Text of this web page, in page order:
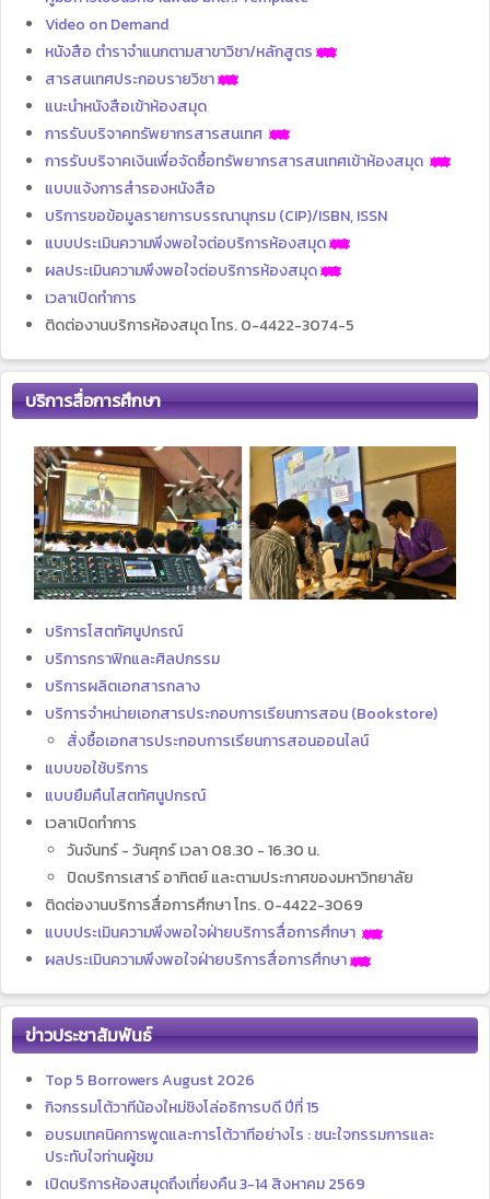
Video on Demand
หนังสือ ตำราจำแนกตามสาขาวิชา/หลักสูตร
สารสนเทศประกอบรายวิชา
แนะนำหนังสือเข้าห้องสมุด
การรับบริจาคทรัพยากรสารสนเทศ
การรับบริจาคเงินเพื่อจัดซื้อทรัพยากรสารสนเทศเข้าห้องสมุด
แบบแจ้งการสำรองหนังสือ
บริการขอข้อมูลรายการบรรณานุกรม (CIP)/ISBN, ISSN
แบบประเมินความพึงพอใจต่อบริการห้องสมุด
ผลประเมินความพึงพอใจต่อบริการห้องสมุด
เวลาเปิดทำการ
ติดต่องานบริการห้องสมุด โทร. 0-4422-3074-5
บริการสื่อการศึกษา
บริการโสตทัศนูปกรณ์
บริการกราฟิกและศิลปกรรม
บริการผลิตเอกสารกลาง
บริการจำหน่ายเอกสารประกอบการเรียนการสอน (Bookstore)
สั่งซื้อเอกสารประกอบการเรียนการสอนออนไลน์
แบบขอใช้บริการ
แบบยืมคืนโสตทัศนูปกรณ์
เวลาเปิดทำการ
วันจันทร์ - วันศุกร์ เวลา 08.30 - 16.30 น.
ปิดบริการเสาร์ อาทิตย์ และตามประกาศของมหาวิทยาลัย
ติดต่องานบริการสื่อการศึกษา โทร. 0-4422-3069
แบบประเมินความพึงพอใจฝ่ายบริการสื่อการศึกษา
ผลประเมินความพึงพอใจฝ่ายบริการสื่อการศึกษา
ข่าวประชาสัมพันธ์
Top 5 Borrowers August 2026
กิจกรรมโต้วาทีน้องใหม่ชิงโล่อธิการบดี ปีที่ 15
อบรมเทคนิคการพูดและการโต้วาทีอย่างไร : ชนะใจกรรมการและ
ประทับใจท่านผู้ชม
เปิดบริการห้องสมุดถึงเที่ยงคืน 3-14 สิงหาคม 2569